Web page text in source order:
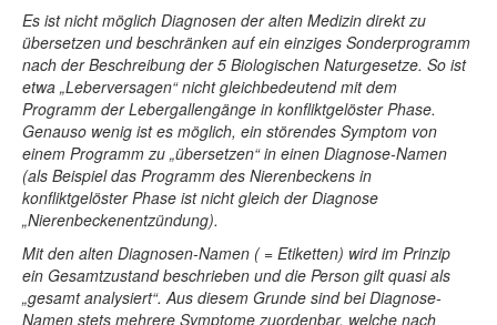
Es ist nicht möglich Diagnosen der alten Medizin direkt zu
übersetzen und beschränken auf ein einziges Sonderprogramm
nach der Beschreibung der 5 Biologischen Naturgesetze. So ist
etwa „Leberversagen“ nicht gleichbedeutend mit dem
Programm der Lebergallengänge in konfliktgelöster Phase.
Genauso wenig ist es möglich, ein störendes Symptom von
einem Programm zu „übersetzen“ in einen Diagnose-Namen
(als Beispiel das Programm des Nierenbeckens in
konfliktgelöster Phase ist nicht gleich der Diagnose
„Nierenbeckenentzündung).
Mit den alten Diagnosen-Namen ( = Etiketten) wird im Prinzip
ein Gesamtzustand beschrieben und die Person gilt quasi als
„gesamt analysiert“. Aus diesem Grunde sind bei Diagnose-
Namen stets mehrere Symptome zuordenbar, welche nach